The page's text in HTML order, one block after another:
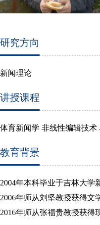
研究方向
新闻理论
讲授课程
体育新闻学 非线性编辑技
教育背景
2004年本科毕业于吉林大学
2006年师从刘坚教授获得文
2016年师从张福贵教授获得